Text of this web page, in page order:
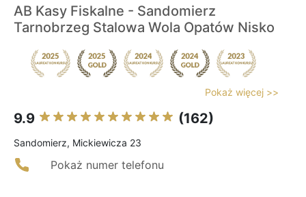
AB Kasy Fiskalne - Sandomierz
Tarnobrzeg Stalowa Wola Opatów Nisko
Pokaż więcej >>
9.9 (162)
Sandomierz, Mickiewicza 23
Pokaż numer telefonu